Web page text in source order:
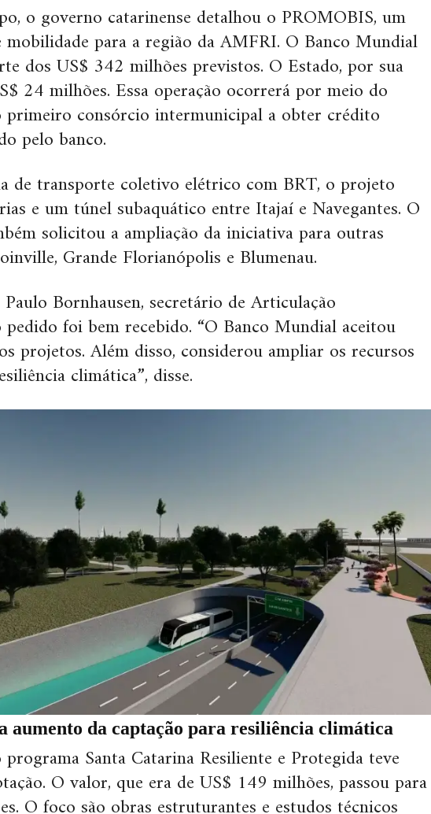
o governo catarinense detalhou o PROMOBIS, um
para a região da AMFRI. O Banco Mundial
dos US$ 342 milhões previstos. O Estado, por sua
24 milhões. Essa operação ocorrerá por meio do
consórcio intermunicipal a obter crédito
pelo banco.
de transporte coletivo elétrico com BRT, o projeto
e um túnel subaquático entre Itajaí e Navegantes. O
solicitou a ampliação da iniciativa para outras
Grande Florianópolis e Blumenau.
Bornhausen, secretário de Articulação
foi bem recebido. “O Banco Mundial aceitou
projetos. Além disso, considerou ampliar os recursos
climática”, disse.
aumento da captação para resiliência climática
programa Santa Catarina Resiliente e Protegida teve
O valor, que era de US$ 149 milhões, passou para